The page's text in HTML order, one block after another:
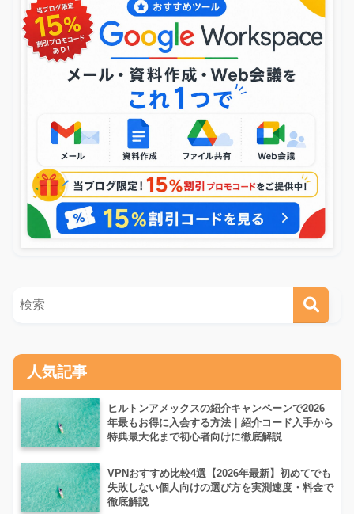
人気記事
ヒルトンアメックスの紹介キャンペーンで2026
年最もお得に入会する方法｜紹介コード入手から
特典最大化まで初心者向けに徹底解説
VPNおすすめ比較4選【2026年最新】初めてでも
失敗しない個人向けの選び方を実測速度・料金で
徹底解説